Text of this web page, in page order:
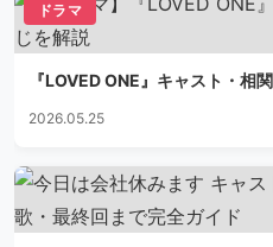
ドラマ
『LOVED ONE』キャスト・相
2026.05.25